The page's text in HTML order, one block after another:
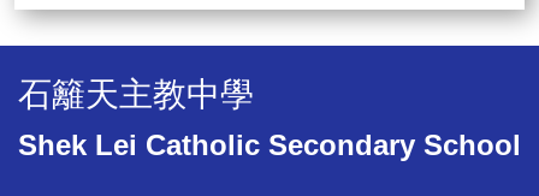
石籬天主教中學
Shek Lei Catholic Secondary School